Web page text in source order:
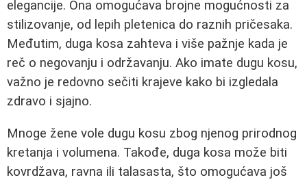
elegancije. Ona omogućava brojne mogućnosti za
stilizovanje, od lepih pletenica do raznih pričesaka.
Međutim, duga kosa zahteva i više pažnje kada je
reč o negovanju i održavanju. Ako imate dugu kosu,
važno je redovno sečiti krajeve kako bi izgledala
zdravo i sjajno.
Mnoge žene vole dugu kosu zbog njenog prirodnog
kretanja i volumena. Takođe, duga kosa može biti
kovrdžava, ravna ili talasasta, što omogućava još